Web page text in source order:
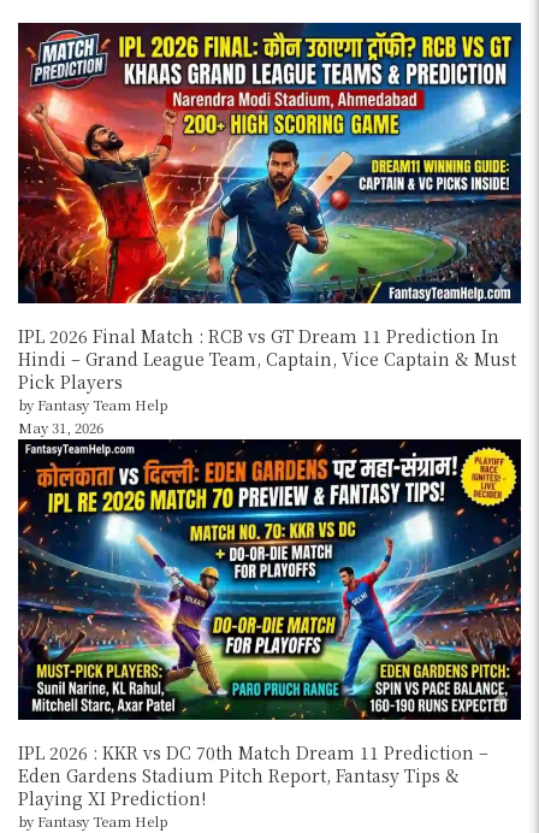
IPL 2026 Final Match : RCB vs GT Dream 11 Prediction In
Hindi – Grand League Team, Captain, Vice Captain & Must
Pick Players
by Fantasy Team Help
May 31, 2026
IPL 2026 : KKR vs DC 70th Match Dream 11 Prediction –
Eden Gardens Stadium Pitch Report, Fantasy Tips &
Playing XI Prediction!
by Fantasy Team Help